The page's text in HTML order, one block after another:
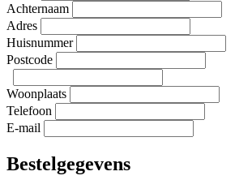
Achternaam
Adres
Huisnummer
Postcode
Woonplaats
Telefoon
E-mail
Bestelgegevens